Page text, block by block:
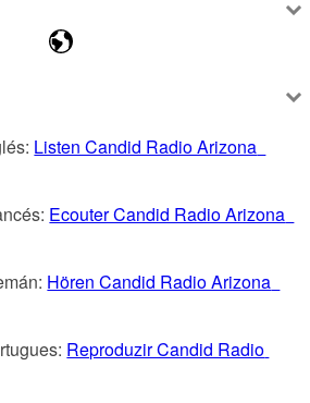
Listen Candid Radio Arizona
Ecouter Candid Radio Arizona
Hören Candid Radio Arizona
Reproduzir Candid Radio